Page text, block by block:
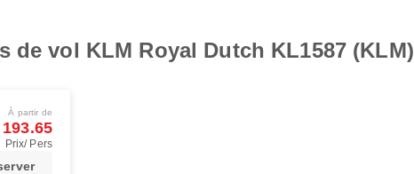
de vol KLM Royal Dutch KL1587 (KLM)
À partir de
Prix/ Pers